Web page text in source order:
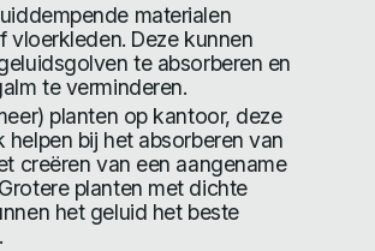
materialen
vloerkleden. Deze kunnen
te absorberen en
te verminderen.
planten op kantoor, deze
helpen bij het absorberen van
creëren van een aangename
planten met dichte
het geluid het beste